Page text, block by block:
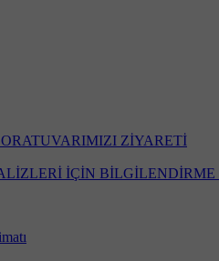
ZİYARETİ
İÇİN BİLGİLENDİRME